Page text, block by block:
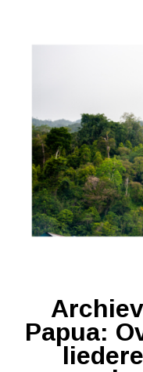
Papua: